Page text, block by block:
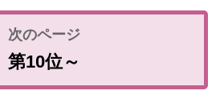
第10位～